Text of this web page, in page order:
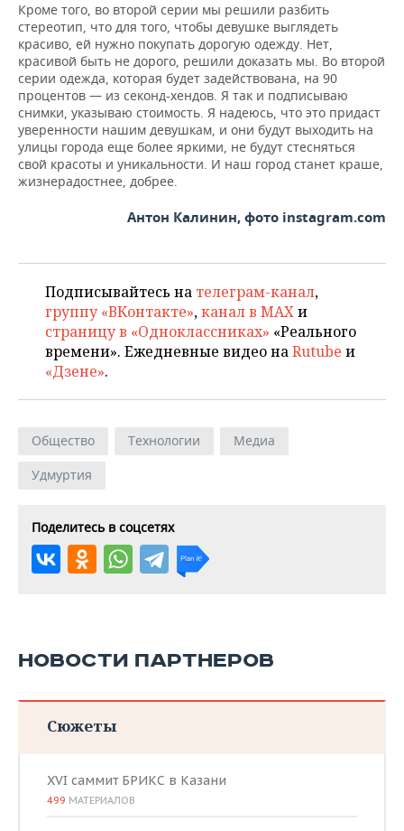
Кроме того, во второй серии мы решили разбить
стереотип, что для того, чтобы девушке выглядеть
красиво, ей нужно покупать дорогую одежду. Нет,
красивой быть не дорого, решили доказать мы. Во второй
серии одежда, которая будет задействована, на 90
процентов — из секонд-хендов. Я так и подписываю
снимки, указываю стоимость. Я надеюсь, что это придаст
уверенности нашим девушкам, и они будут выходить на
улицы города еще более яркими, не будут стесняться
свой красоты и уникальности. И наш город станет краше,
жизнерадостнее, добрее.
Антон Калинин, фото instagram.com
Подписывайтесь на телеграм-канал,
группу «ВКонтакте»,канал в MAXи
страницу в «Одноклассниках» «Реального
времени». Ежедневные видео наRutube и
«Дзене».
Общество Технологии
Медиа
Удмуртия
Поделитесь в соцсетях
НОВОСТИ ПАРТНЕРОВ
Сюжеты
XVI саммит БРИКС в Казани
499 МАТЕРИАЛОВ